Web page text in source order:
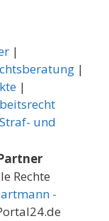
|
|
|
Straf- und
Rechte
-